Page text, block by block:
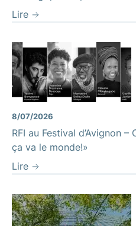
Lire
8/07/2026
RFI au Festival d’Avignon
ça va le monde!»
Lire